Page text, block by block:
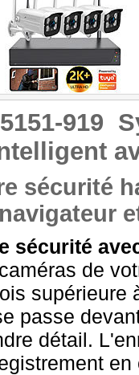
919
sécurité
sécurité
de
supérieure
passe
détail.